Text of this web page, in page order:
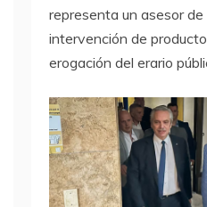
representa un asesor de
intervención de
erogación del erario